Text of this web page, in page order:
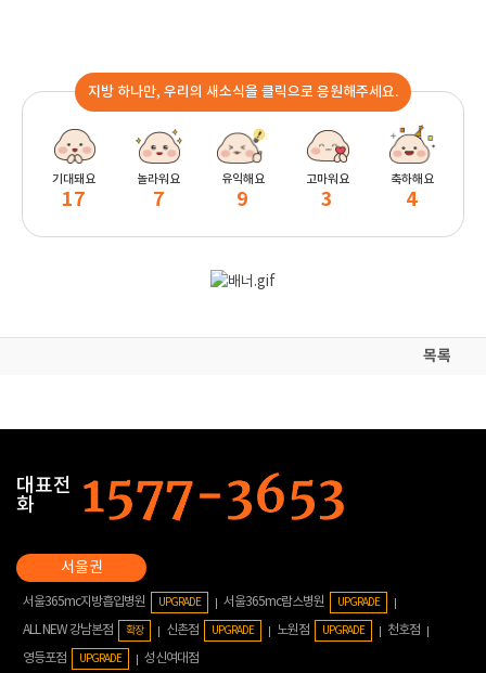
지방 하나만, 우리의 새소식을 클릭으로 응원해주세요.
기대돼요
17
놀라워요
7
유익해요
9
고마워요
3
축하해요
4
목록
대표전
화
서울365mc지방흡입병원 UPGRADE 서울365mc람스병원 UPGRADE
ALL NEW 강남본점 확장 신촌점 UPGRADE 노원점 UPGRADE
천호점
영등포점
UPGRADE 성신여대점